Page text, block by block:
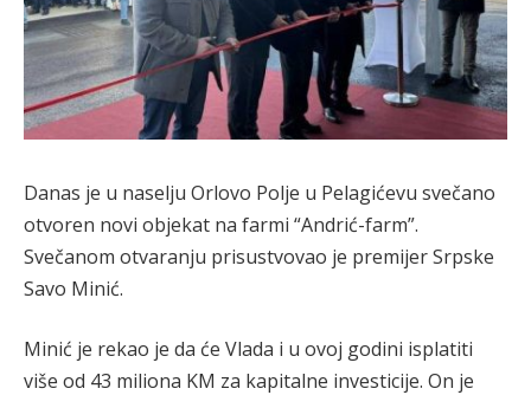
Danas je u naselju Orlovo Polje u Pelagićevu svečano
otvoren novi objekat na farmi “Andrić-farm”.
Svečanom otvaranju prisustvovao je premijer Srpske
Savo Minić.
Minić je rekao je da će Vlada i u ovoj godini isplatiti
više od 43 miliona KM za kapitalne investicije. On je